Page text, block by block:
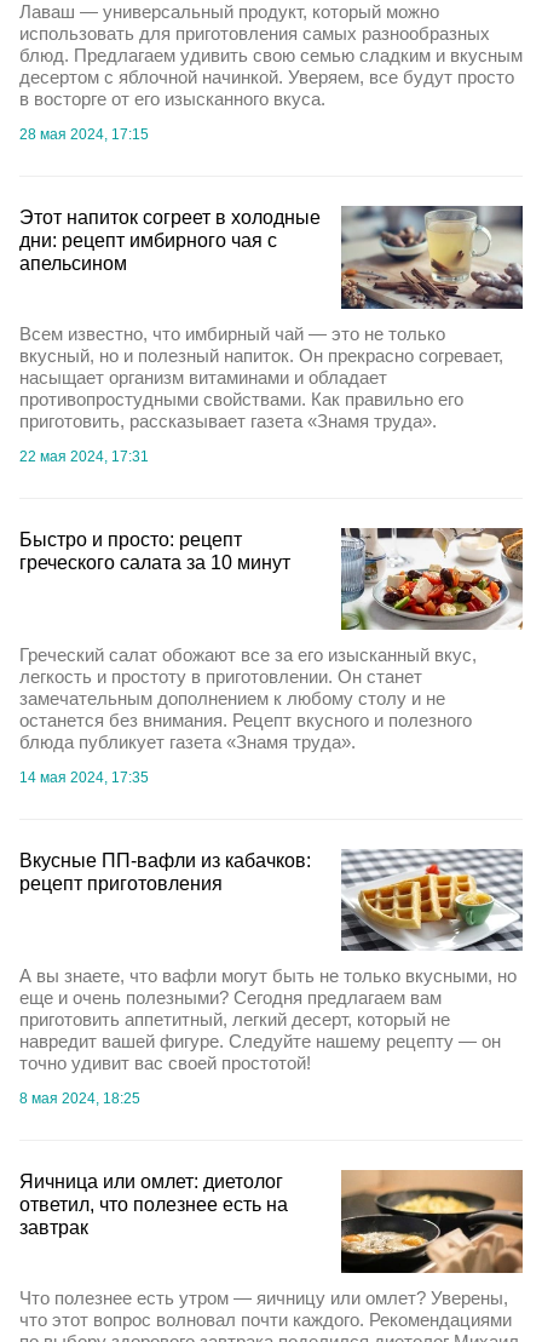
Лаваш — универсальный продукт, который можно
использовать для приготовления самых разнообразных
блюд. Предлагаем удивить свою семью сладким и вкусным
десертом с яблочной начинкой. Уверяем, все будут просто
в восторге от его изысканного вкуса.
28 мая 2024, 17:15
Этот напиток согреет в холодные
дни: рецепт имбирного чая с
апельсином
Всем известно, что имбирный чай — это не только
вкусный, но и полезный напиток. Он прекрасно согревает,
насыщает организм витаминами и обладает
противопростудными свойствами. Как правильно его
приготовить, рассказывает газета «Знамя труда».
22 мая 2024, 17:31
Быстро и просто: рецепт
греческого салата за 10 минут
Греческий салат обожают все за его изысканный вкус,
легкость и простоту в приготовлении. Он станет
замечательным дополнением к любому столу и не
останется без внимания. Рецепт вкусного и полезного
блюда публикует газета «Знамя труда».
14 мая 2024, 17:35
Вкусные ПП-вафли из кабачков:
рецепт приготовления
А вы знаете, что вафли могут быть не только вкусными, но
еще и очень полезными? Сегодня предлагаем вам
приготовить аппетитный, легкий десерт, который не
навредит вашей фигуре. Следуйте нашему рецепту — он
точно удивит вас своей простотой!
8 мая 2024, 18:25
Яичница или омлет: диетолог
ответил, что полезнее есть на
завтрак
Что полезнее есть утром — яичницу или омлет? Уверены,
что этот вопрос волновал почти каждого. Рекомендациями